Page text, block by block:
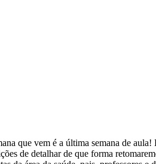
que vem é a última semana de
de detalhar de que forma